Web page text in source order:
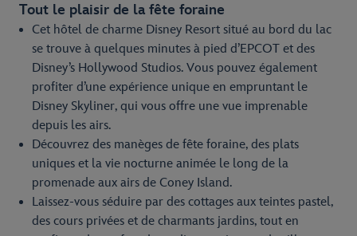
Tout le plaisir de la fête foraine
Cet hôtel de charme Disney Resort situé au bord du lac
se trouve à quelques minutes à pied d’EPCOT et des
Disney’s Hollywood Studios. Vous pouvez également
profiter d’une expérience unique en empruntant le
Disney Skyliner, qui vous offre une vue imprenable
depuis les airs.
Découvrez des manèges de fête foraine, des plats
uniques et la vie nocturne animée le long de la
promenade aux airs de Coney Island.
Laissez-vous séduire par des cottages aux teintes pastel,
des cours privées et de charmants jardins, tout en